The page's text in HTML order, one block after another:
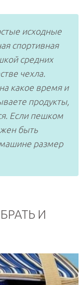
исходные
спортивная
средних
чехла.
какое время и
продукты,
Если пешком
быть
размер
И